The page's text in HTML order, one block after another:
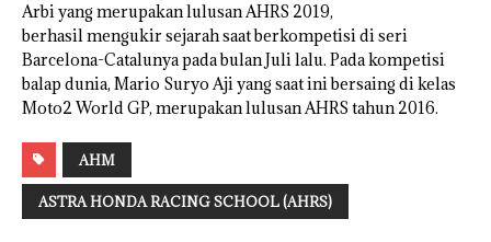
Arbi yang merupakan lulusan AHRS 2019,
berhasil mengukir sejarah saat berkompetisi di seri
Barcelona-Catalunya pada bulan Juli lalu. Pada kompetisi
balap dunia, Mario Suryo Aji yang saat ini bersaing di kelas
Moto2 World GP, merupakan lulusan AHRS tahun 2016.
AHM
ASTRA HONDA RACING SCHOOL (AHRS)